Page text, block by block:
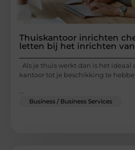
Thuiskantoor inrichten
letten bij het inrichten
Als je thuis werkt dan is het ideaal
kantoor tot je beschikking te
...
Business / Business Services